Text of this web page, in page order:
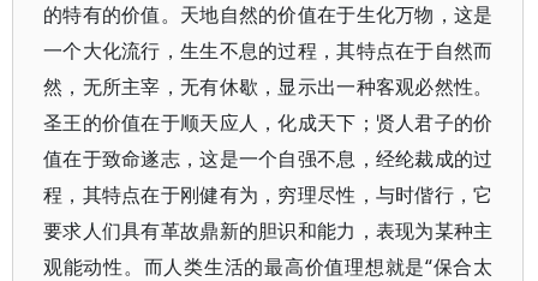
的特有的价值。天地自然的价值在于生化万物，这是
一个大化流行，生生不息的过程，其特点在于自然而
然，无所主宰，无有休歇，显示出一种客观必然性。
圣王的价值在于顺天应人，化成天下；贤人君子的价
值在于致命遂志，这是一个自强不息，经纶裁成的过
程，其特点在于刚健有为，穷理尽性，与时偕行，它
要求人们具有革故鼎新的胆识和能力，表现为某种主
观能动性。而人类生活的最高价值理想就是“保合太